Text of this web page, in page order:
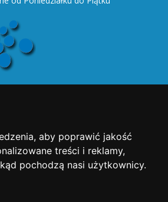
aby poprawić jakość
treści i reklamy,
pochodzą nasi użytkownicy.